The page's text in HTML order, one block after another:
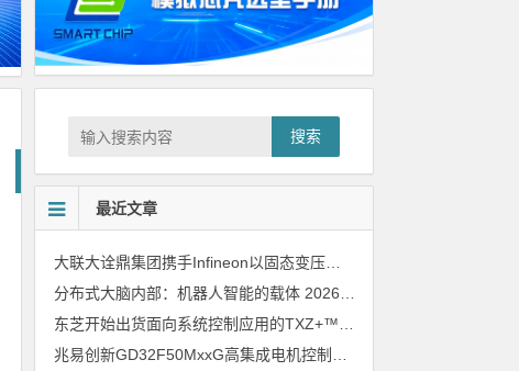
搜索
最近文章
大联大诠鼎集团携手Infineon以固态变压器重构配电效率新标杆
分布式大脑内部：机器人智能的载体 2026年8月6日